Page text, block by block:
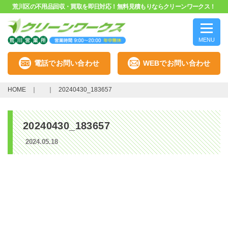
荒川区の不用品回収・買取を即日対応！無料見積もりならクリーンワークス！
MENU
電話でお問い合わせ WEBでお問い合わせ
HOME 20240430_183657
20240430_183657
2024.05.18